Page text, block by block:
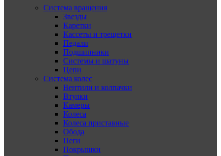
Система вращения
Звезды
Каретки
Кассеты и трещетки
Педали
Подшипники
Системы и шатуны
Цепи
Система колес
Вентили и колпачки
Втулки
Камеры
Колеса
Колеса приставные
Обода
Пеги
Покрышки